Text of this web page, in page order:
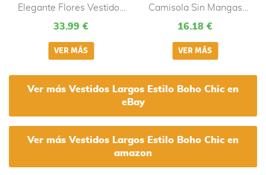
Elegante Flores Vestidos
Talla Grande Boho Larga
Cuello En V. Cinturón
Largos Vestir para Playa
33.99 €
Camisola Sin Mangas
Talla Grande Verano
Cuello Redondo Vestidos
Vestir Originales
16.18 €
Ver más Vestidos Largos Estilo Boho Chic en
eBay
Ver más Vestidos Largos Estilo Boho Chic en
amazon